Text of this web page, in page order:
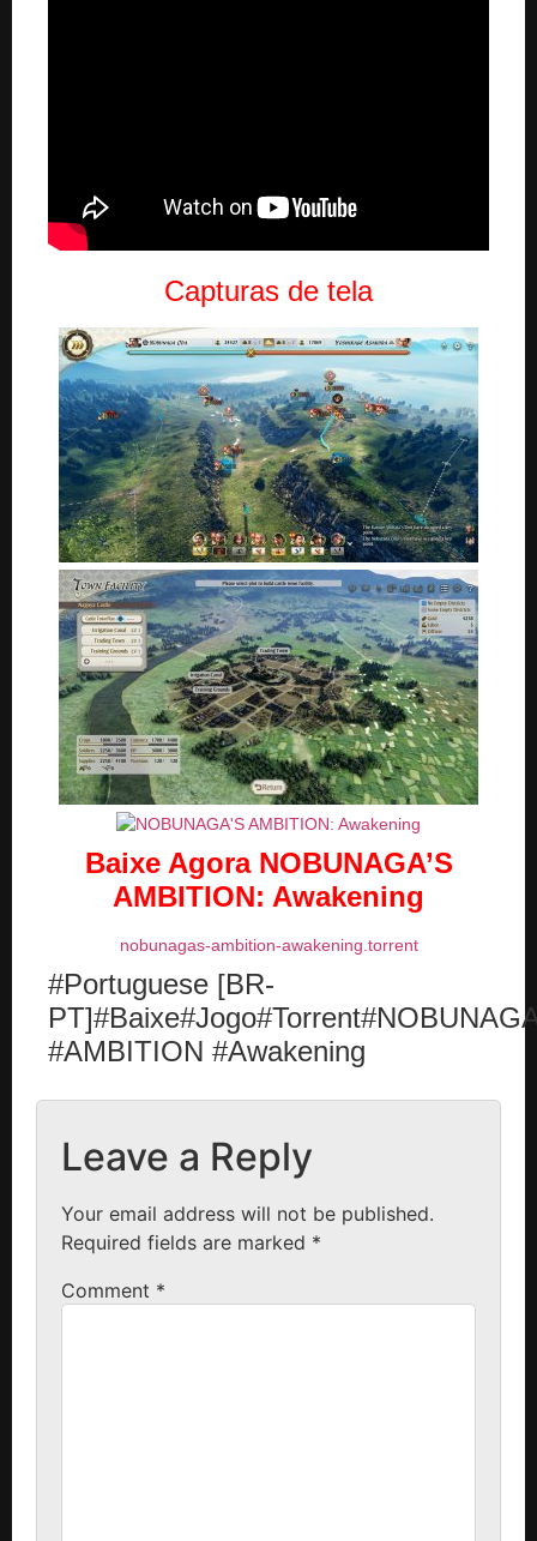
Capturas de tela
Baixe Agora NOBUNAGA’S
AMBITION: Awakening
nobunagas-ambition-awakening.torrent
#Portuguese [BR-
#AMBITION #Awakening
Leave a Reply
Your email address will not be published.
Required fields are marked *
Comment *